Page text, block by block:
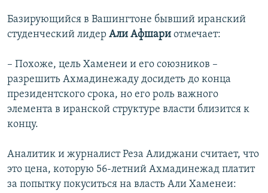
Базирующийся в Вашингтоне бывший иранский
студенческий лидер Али Афшари отмечает:
– Похоже, цель Хаменеи и его союзников –
разрешить Ахмадинежаду досидеть до конца
президентского срока, но его роль важного
элемента в иранской структуре власти близится к
концу.
Аналитик и журналист Реза Алиджани считает, что
это цена, которую 56-летний Ахмадинежад платит
за попытку покуситься на власть Али Хаменеи: